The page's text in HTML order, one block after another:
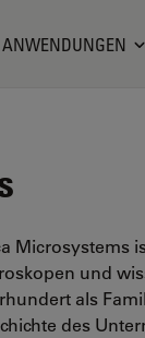
ANWENDUNGEN
Microsystems
und
als
des